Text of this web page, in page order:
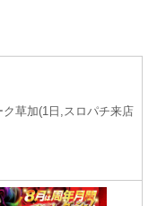
草加(1日,スロパチ来店